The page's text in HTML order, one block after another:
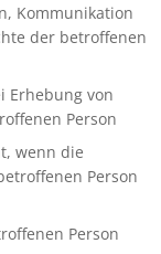
Kommunikation
der betroffenen
Erhebung von
Person
wenn die
Person
Person